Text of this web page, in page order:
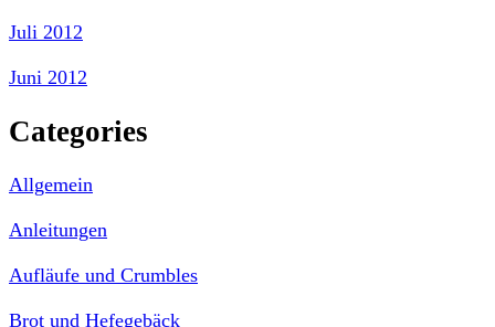
Juli 2012
Juni 2012
Categories
Allgemein
Anleitungen
Aufläufe und Crumbles
Brot und Hefegebäck